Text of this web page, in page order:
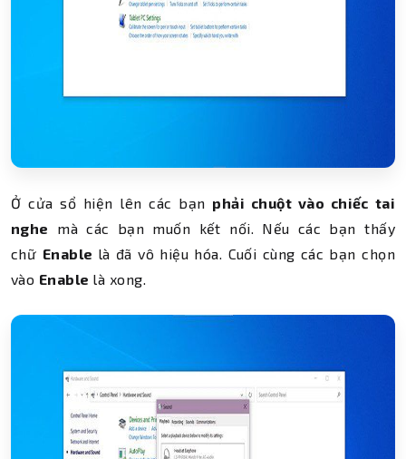
Ở cửa sổ hiện lên các bạn phải chuột vào chiếc tai
nghe
mà các bạn muốn kết nối. Nếu các bạn thấy
chữ Enable là đã vô hiệu hóa. Cuối cùng các bạn chọn
vào Enable là xong.